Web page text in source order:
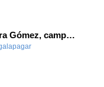
Podcast 25/26 - Sandra Gómez, campeona de Enduro
-